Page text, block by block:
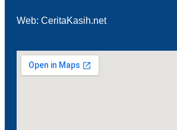
Web: CeritaKasih.net